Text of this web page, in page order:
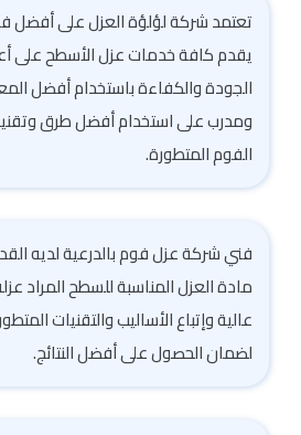
تعتمد شركة لؤلؤة العزل على أفضل
يقدم كافة خدمات عزل الأسطح
الجودة والكفاءة باستخدام أفضل
ومدرب على استخدام أفضل طرق
الفوم المتطورة.
فني شركة عزل فوم بالدرعية لديه
مادة العزل المناسبة للسطح المراد
عالية وإتباع الأساليب والتقنيات
لضمان الحصول على أفضل النتائج.